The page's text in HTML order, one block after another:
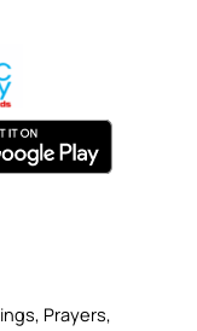
Prayers,